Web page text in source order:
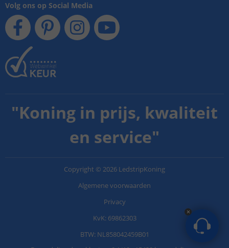
Volg ons op Social Media
"Koning in prijs, kwaliteit
en service"
Copyright © 2026 LedstripKoning
Algemene voorwaarden
Privacy
KvK: 69862303
BTW: NL858042459B01